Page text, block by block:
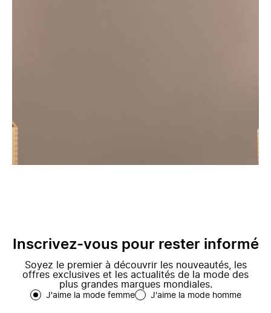
Inscrivez-vous pour rester informé
Soyez le premier à découvrir les nouveautés, les
offres exclusives et les actualités de la mode des
plus grandes marques mondiales.
J'aime la mode femme J'aime la mode homme